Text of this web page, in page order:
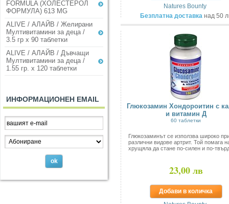
FORMULA (ХОЛЕСТЕРОЛ
ФОРМУЛА) 613 MG
ALIVE / АЛАЙВ / Желирани
Мултивитамини за деца /
3.5 гр х 90 таблетки
ALIVE / АЛАЙВ / Дъвчащи
Мултивитамини за деца /
1.55 гр. х 120 таблетки
ИНФОРМАЦИОНЕН EMAIL
Natures Bounty
Безплатна доставка над 50
Глюкозамин Хондороитин с
и витамин Д
60 таблетки
Глюкозаминът се използва широко
различни видове артрит. Той помага
хрущяла да стане по-силен и по-
23,00 лв
Добави в количка